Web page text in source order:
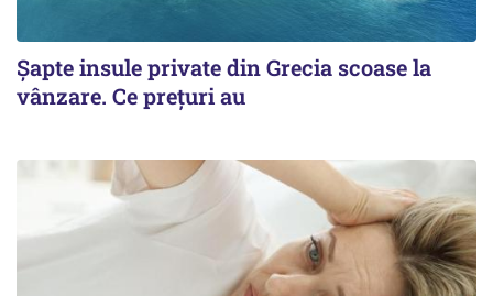
Șapte insule private din Grecia scoase la
vânzare. Ce prețuri au